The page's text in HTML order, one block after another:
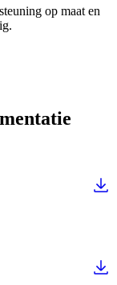
op maat en